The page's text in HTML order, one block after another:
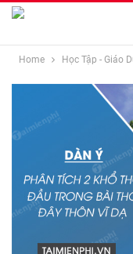
Home Học Tập - Giáo